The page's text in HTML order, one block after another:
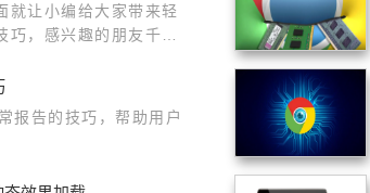
就让小编给大家带来轻
，感兴趣的朋友千万
报告的技巧，帮助用户